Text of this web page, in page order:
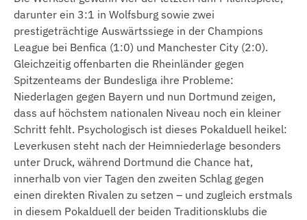
darunter ein 3:1 in Wolfsburg sowie zwei
prestigeträchtige Auswärtssiege in der Champions
League bei Benfica (1:0) und Manchester City (2:0).
Gleichzeitig offenbarten die Rheinländer gegen
Spitzenteams der Bundesliga ihre Probleme:
Niederlagen gegen Bayern und nun Dortmund zeigen,
dass auf höchstem nationalen Niveau noch ein kleiner
Schritt fehlt. Psychologisch ist dieses Pokalduell heikel:
Leverkusen steht nach der Heimniederlage besonders
unter Druck, während Dortmund die Chance hat,
innerhalb von vier Tagen den zweiten Schlag gegen
einen direkten Rivalen zu setzen – und zugleich erstmals
in diesem Pokalduell der beiden Traditionsklubs die